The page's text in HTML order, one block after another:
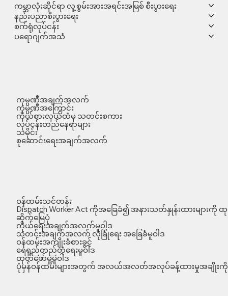
ကမ္ဘာလုံးဆိုင်ရာ လူ့စွမ်းအားအရင်းအမြစ် စီးပွားရေး
နည်းပညာစီးပွားရေး
စက်ရုံလုပ်ငန်း
ပရောဂျက်အသံ
ကုမ္ပဏီအချက်အလက်
ကုမ္ပဏီအကြောင်း
ကိုယ်စားလှယ်ထံမှ သတင်းစကား
လုပ်ငန်းတည်နေရာများ
သမိုင်း
စုဆောင်းရေးအချက်အလက်
ဝန်ထမ်းသင်တန်း
Dispatch Worker Act ကိုအခြေခံ၍ အနားသတ်နှုန်းထားများကို ထု
ဆိုက်မြေပုံ
ကိုယ်ရေးအချက်အလက်မူဝါဒ
သတင်းအချက်အလက် လုံခြုံရေး အခြေခံမူဝါဒ
ဝန်ထမ်းအကျိုးခံစားခွင့်
ရေရှည်တည်တံ့ရေးမူဝါဒ
ထုတ်ဖော်မှုမူဝါဒ
ပုံမှန်ဝန်ထမ်းများအတွက် အလယ်အလတ်အလုပ်ခန့်ထားမှုအချိုးကို ကြ